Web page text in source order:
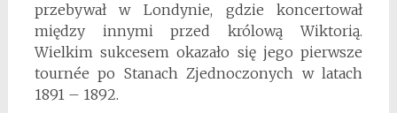
przebywał w Londynie, gdzie koncertował
między innymi przed królową Wiktorią.
Wielkim sukcesem okazało się jego pierwsze
tournée po Stanach Zjednoczonych w latach
1891 – 1892.